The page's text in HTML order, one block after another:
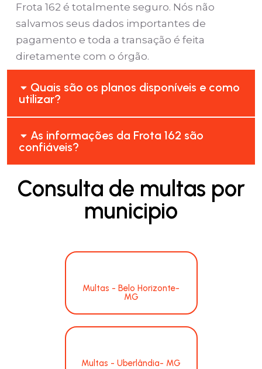
Frota 162 é totalmente seguro. Nós não
salvamos seus dados importantes de
pagamento e toda a transação é feita
diretamente com o órgão.
Quais são os planos disponíveis e como
utilizar?
As informações da Frota 162 são
confiáveis?
Consulta de multas por
municipio
Multas - Belo Horizonte-
MG
Multas - Uberlândia- MG